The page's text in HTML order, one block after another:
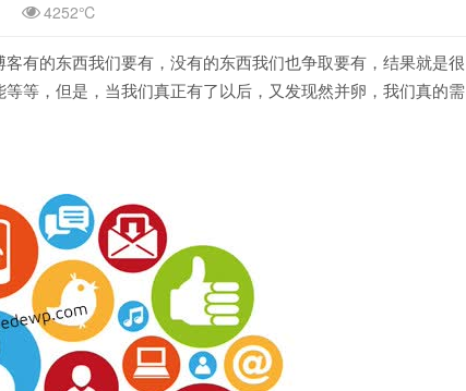
4252℃
有的东西我们要有，没有的东西我们也争取要有，结果就是很
等，但是，当我们真正有了以后，又发现然并卵，我们真的需